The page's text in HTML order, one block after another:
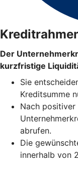
Der
kurzfristige
Sie
Kreditsumme
Nach positiver
abrufen.
Die
innerhalb von